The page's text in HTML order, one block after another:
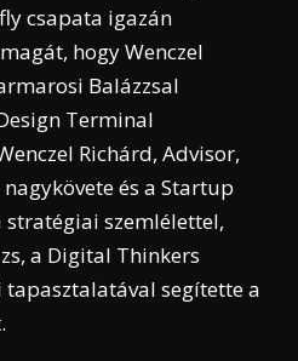
csapata igazán
hogy Wenczel
Balázzsal
Terminal
Richárd, Advisor,
és a Startup
szemlélettel,
a Digital Thinkers
segítette a